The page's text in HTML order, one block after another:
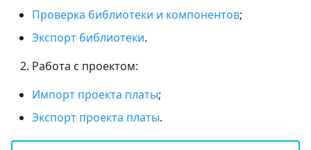
Проверка библиотеки и компонентов;
Экспорт библиотеки.
Работа с проектом:
Импорт проекта платы;
Экспорт проекта платы.